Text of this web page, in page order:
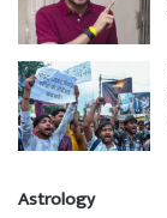
Astrology